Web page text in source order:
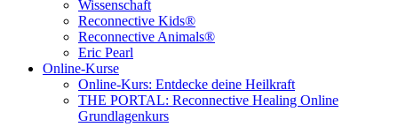
Wissenschaft
Reconnective Kids®
Reconnective Animals®
Eric Pearl
Online-Kurse
Online-Kurs: Entdecke deine Heilkraft
THE PORTAL: Reconnective Healing Online
Grundlagenkurs